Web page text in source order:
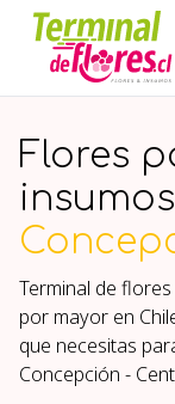
Flores
Terminal de
por mayor en
que necesitas
Concepción -